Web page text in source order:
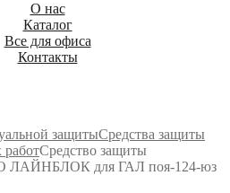
О нас
Каталог
Все для офиса
Контакты
защитыСредства защиты
Средство защиты
ЛАЙНБЛОК для ГАЛ поя-124-юз